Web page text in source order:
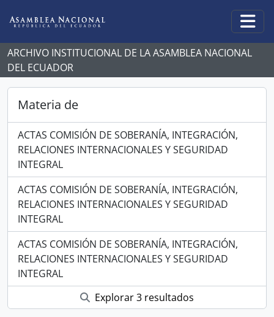
ARCHIVO INSTITUCIONAL DE LA ASAMBLEA NACIONAL
DEL ECUADOR
Materia de
ACTAS COMISIÓN DE SOBERANÍA, INTEGRACIÓN,
RELACIONES INTERNACIONALES Y SEGURIDAD
INTEGRAL
ACTAS COMISIÓN DE SOBERANÍA, INTEGRACIÓN,
RELACIONES INTERNACIONALES Y SEGURIDAD
INTEGRAL
ACTAS COMISIÓN DE SOBERANÍA, INTEGRACIÓN,
RELACIONES INTERNACIONALES Y SEGURIDAD
INTEGRAL
Explorar 3 resultados